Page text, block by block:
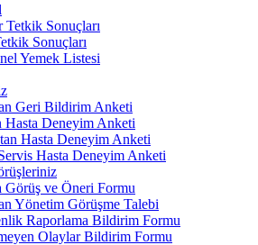
Tetkik Sonuçları
Sonuçları
Yemek Listesi
Geri Bildirim Anketi
Hasta Deneyim Anketi
Hasta Deneyim Anketi
Hasta Deneyim Anketi
Görüş ve Öneri Formu
Yönetim Görüşme Talebi
Raporlama Bildirim Formu
Olaylar Bildirim Formu